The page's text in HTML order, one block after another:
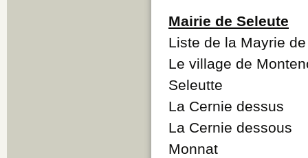
Mairie de Seleute
Liste de la Mayrie
Le village de
Seleutte
La Cernie dessus
La Cernie dessous
Monnat